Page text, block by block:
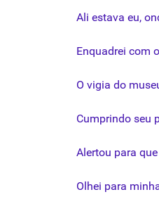
Ali estava eu,
Enquadrei com
O vigia do
Cumprindo seu
Alertou para que
Olhei para